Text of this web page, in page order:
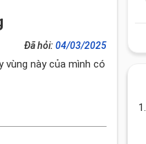
Đã hỏi: 04/03/2025
vùng này của mình có
1.